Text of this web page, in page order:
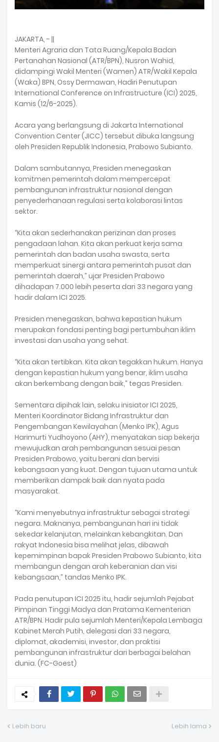
JAKARTA, - ||
Menteri Agraria dan Tata Ruang/Kepala Badan
Pertanahan Nasional (ATR/BPN), Nusron Wahid,
didampingi Wakil Menteri (Wamen) ATR/Wakil Kepala
(Waka) BPN, Ossy Dermawan, Hadiri Penutupan
International Conference on Infrastructure (ICI) 2025,
Kamis (12/6-2025).
Acara yang berlangsung di Jakarta International
Convention Center (JICC) tersebut dibuka langsung
oleh Presiden Republik Indonesia, Prabowo Subianto.
Dalam sambutannya, Presiden menegaskan
komitmen pemerintah dalam mempercepat
pembangunan infrastruktur nasional dengan
penyederhanaan regulasi serta kolaborasi lintas
sektor.
“Kita akan sederhanakan perizinan dan proses
pengadaan lahan. Kita akan perkuat kerja sama
pemerintah dan badan usaha swasta, serta
memperkuat sinergi antara pemerintah pusat dan
pemerintah daerah,” ujar Presiden Prabowo
dihadapan 7.000 lebih peserta dari 33 negara yang
hadir dalam ICI 2025.
Presiden menegaskan, bahwa kepastian hukum
merupakan fondasi penting bagi pertumbuhan iklim
investasi dan usaha yang sehat.
“Kita akan tertibkan. Kita akan tegakkan hukum. Hanya
dengan kepastian hukum yang benar, iklim usaha
akan berkembang dengan baik,” tegas Presiden.
Sementara dipihak lain, selaku inisiator ICI 2025,
Menteri Koordinator Bidang Infrastruktur dan
Pengembangan Kewilayahan (Menko IPK), Agus
Harimurti Yudhoyono (AHY), menyatakan siap bekerja
mewujudkan arah pembangunan sesuai pesan
Presiden Prabowo, yaitu berani dan bervisi
kebangsaan yang kuat. Dengan tujuan utama untuk
memberikan dampak baik dan nyata pada
masyarakat.
“Kami menyebutnya infrastruktur sebagai strategi
negara. Maknanya, pembangunan hari ini tidak
sekedar kelanjutan, melainkan kebangkitan. Dan
rakyat Indonesia bisa melihat jelas, dibawah
kepemimpinan bapak Presiden Prabowo Subianto, kita
membangun dengan arah keberanian dan visi
kebangsaan,” tandas Menko IPK.
Pada penutupan ICI 2025 itu, hadir sejumlah Pejabat
Pimpinan Tinggi Madya dan Pratama Kementerian
ATR/BPN. Hadir pula sejumlah Menteri/Kepala Lembaga
Kabinet Merah Putih, delegasi dari 33 negara,
diplomat, akademisi, investor, dan praktisi
pembangunan infrastruktur dari berbagai belahan
dunia. (FC-Goest)
Lebih baru Lebih lama